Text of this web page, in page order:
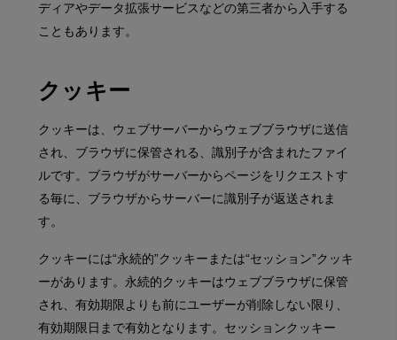
ディアやデータ拡張サービスなどの第三者から入手する
こともあります。
クッキー
クッキーは、ウェブサーバーからウェブブラウザに送信
され、ブラウザに保管される、識別子が含まれたファイ
ルです。ブラウザがサーバーからページをリクエストす
る毎に、ブラウザからサーバーに識別子が返送されま
す。
クッキーには“永続的”クッキーまたは“セッション”クッキ
ーがあります。永続的クッキーはウェブブラウザに保管
され、有効期限よりも前にユーザーが削除しない限り、
有効期限日まで有効となります。セッションクッキー